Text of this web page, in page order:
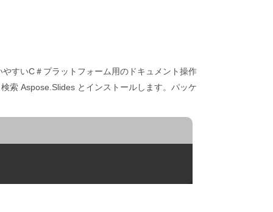
すいC＃プラットフォーム用のドキュメント操作
索 Aspose.Slides とインストールします。パッケ